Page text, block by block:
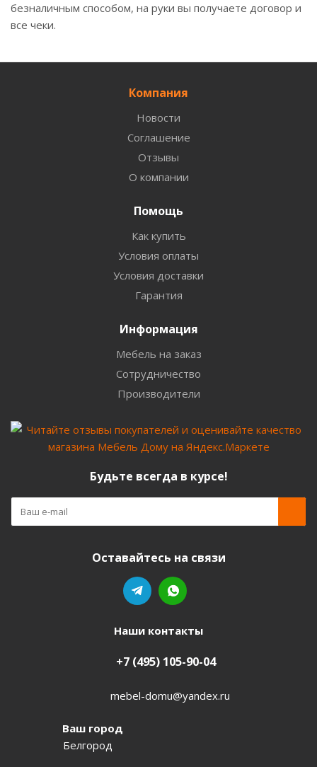
безналичным способом, на руки вы получаете договор и
все чеки.
Компания
Новости
Соглашение
Отзывы
О компании
Помощь
Как купить
Условия оплаты
Условия доставки
Гарантия
Информация
Мебель на заказ
Сотрудничество
Производители
Будьте всегда в курсе!
Оставайтесь на связи
Наши контакты
+7 (495) 105-90-04
mebel-domu@yandex.ru
Ваш город
Белгород